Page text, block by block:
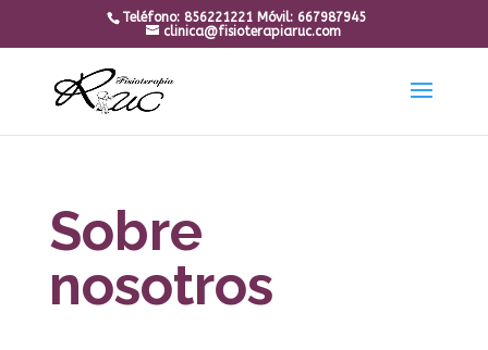
Teléfono: 856221221 Móvil: 667987945
clinica@fisioterapiaruc.com
Sobre
nosotros